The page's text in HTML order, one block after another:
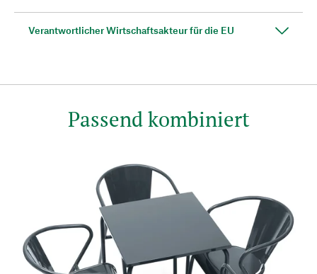
Verantwortlicher Wirtschaftsakteur für die EU
Passend kombiniert